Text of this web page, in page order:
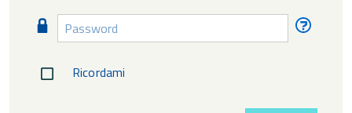
Password
Ricordami